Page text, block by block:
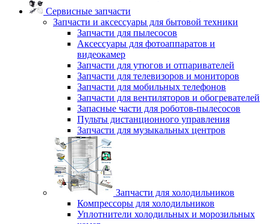
Сервисные запчасти
Запчасти и аксессуары для бытовой техники
Запчасти для пылесосов
Аксессуары для фотоаппаратов и
видеокамер
Запчасти для утюгов и отпаривателей
Запчасти для телевизоров и мониторов
Запчасти для мобильных телефонов
Запчасти для вентиляторов и обогревателей
Запасные части для роботов-пылесосов
Пульты дистанционного управления
Запчасти для музыкальных центров
Запчасти для холодильников
Компрессоры для холодильников
Уплотнители холодильных и морозильных